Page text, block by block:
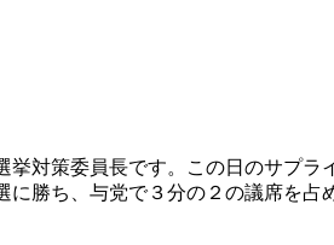
挙対策委員長です。この日のサプ
に勝ち、与党で３分の２の議席を